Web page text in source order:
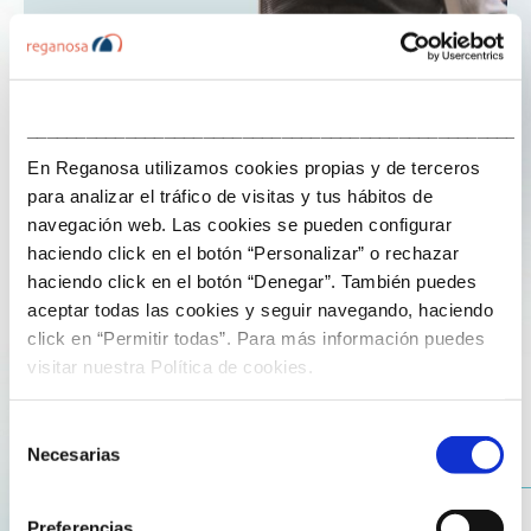
En Reganosa utilizamos cookies propias y de terceros
para analizar el tráfico de visitas y tus hábitos de
navegación web. Las cookies se pueden configurar
haciendo click en el botón “Personalizar” o rechazar
haciendo click en el botón “Denegar”. También puedes
aceptar todas las cookies y seguir navegando, haciendo
click en “Permitir todas”. Para más información puedes
visitar nuestra Política de cookies.
Necesarias
22 de enero de 2026
Tecnología y análisis avanzado para
optimizar la gestión energética
En Reganosa abordamos los retos de la eficiencia
energética y la digitalización mediante la combinación
de tecnología avanzada, modelos matemáticos y
planificación, la gestión y el consumo energético en